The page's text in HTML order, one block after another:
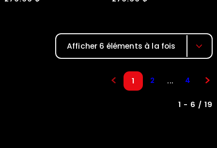
Afficher 6 éléments à la fois
1 2 ... 4
1 - 6 / 19